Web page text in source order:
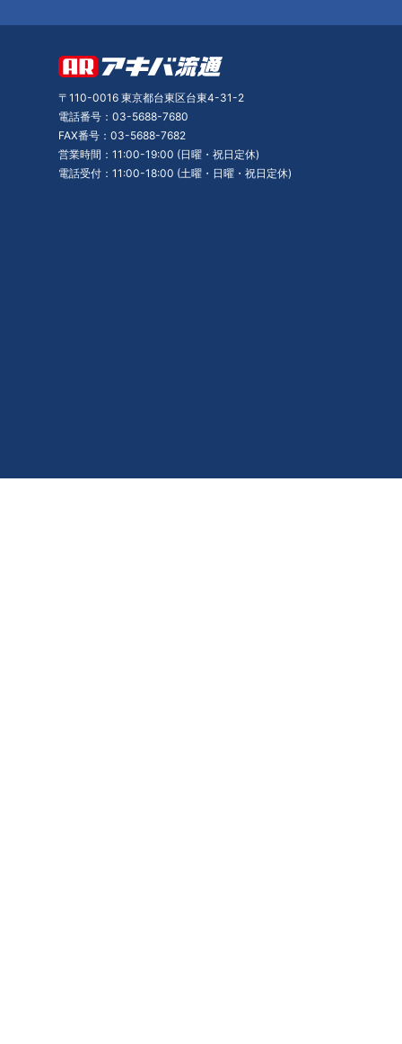
〒110-0016 東京都台東区台東4-31-2
電話番号：03-5688-7680
FAX番号：03-5688-7682
営業時間：11:00-19:00 (日曜・祝日定休)
電話受付：11:00-18:00 (土曜・日曜・祝日定休)